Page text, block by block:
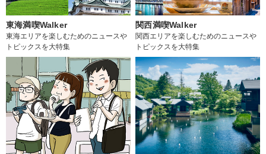
東海満喫Walker
東海エリアを楽しむためのニュースや
トピックスを大特集
関西満喫Walker
関西エリアを楽しむためのニュースや
トピックスを大特集